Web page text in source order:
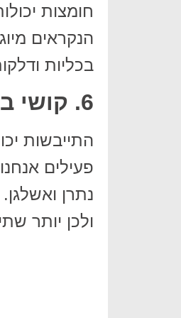
חומצות
הנקראים
בכליות
6. קושי בפעילות גופנית
התייבשות
פעילים
נתרן
ולכן יותר